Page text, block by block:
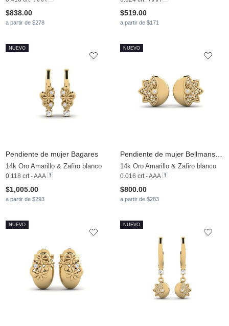
$838.00
a partir de $278
$519.00
a partir de $171
Pendiente de mujer Bagares
14k Oro Amarillo & Zafiro blanco
0.118 crt - AAA
$1,005.00
a partir de $293
NUEVO
Pendiente de mujer Bellmansgatan
14k Oro Amarillo & Zafiro blanco
0.016 crt - AAA
$800.00
a partir de $283
NUEVO
NUEVO NUEVO